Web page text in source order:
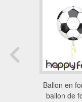
Ballon en
ballon de